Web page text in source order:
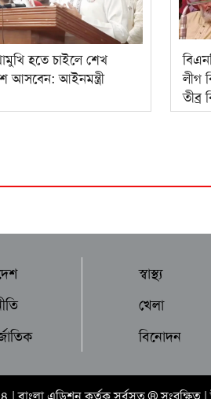
হতে চাইলে শেখ
আসবেন: আইনমন্ত্রী
লীগ
তীব্র
স্বাস্থ্য
খেলা
বিনোদন
|বাংলা এডিশনকর্তৃক সর্বসত্ব ® সংরক্ষিত |